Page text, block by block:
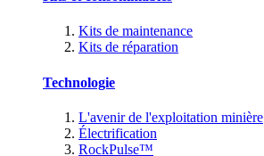
Kits de maintenance
Kits de réparation
Technologie
L'avenir de l'exploitation minière
Électrification
RockPulse™